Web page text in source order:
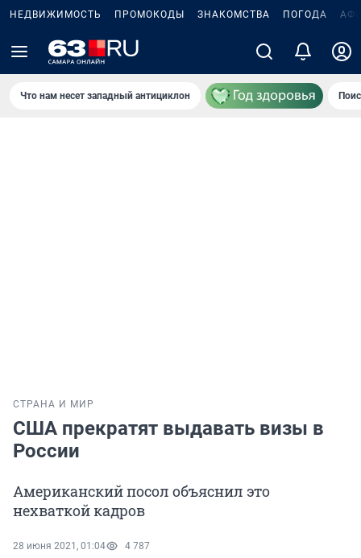
НЕДВИЖИМОСТЬ ПРОМОКОДЫ ЗНАКОМСТВА ПОГОДА
Что нам несет западный антициклон
СТРАНА И МИР
США прекратят выдавать визы в
России
Американский посол объяснил это
нехваткой кадров
28 июня 2021, 01:04 4 787